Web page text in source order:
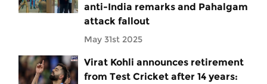
anti-India remarks and Pahalgam
attack fallout
May 31st 2025
Virat Kohli announces retirement
from Test Cricket after 14 years: